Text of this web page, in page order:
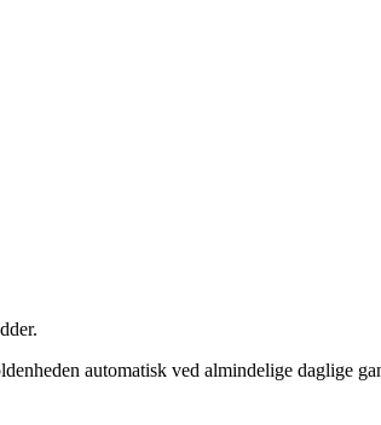
automatisk ved almindelige daglige